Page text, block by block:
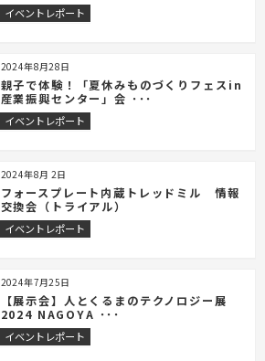
イベントレポート
2024年8月28日
親子で体験！「夏休みものづくりフェスin
産業振興センター」会 ･･･
イベントレポート
2024年8月 2日
フォースプレート内蔵トレッドミル 情報
交換会（トライアル）
イベントレポート
2024年7月25日
【展示会】人とくるまのテクノロジー展
2024 NAGOYA ･･･
イベントレポート